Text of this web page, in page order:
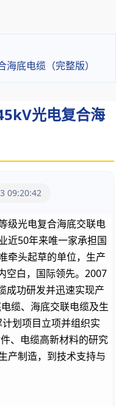
底电缆（完整版）
光电复合海
09:20:42
级光电复合海底交联电
近50年来唯一家承担国
牵头起草的单位，生产
空白，国际领先。2007
成功研发并迅速实现产
缆、海底交联电缆及生
划项目立项并组织实
、电缆高新材料的研究
产制造，到技术支持与